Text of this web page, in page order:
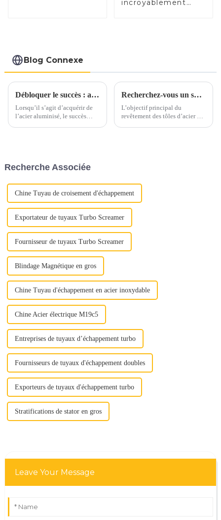
incroyablement
Blog Connexe
Débloquer le succès : aspects clés de l’achat d’acier aluminisé
Lorsqu’il s’agit d’acquérir de
l’acier aluminisé, le succès
chaque étape joue un rôle
Recherchez-vous un substitut à l’acier inoxydable et à l’aluminium ?
L’objectif principal du
revêtement des tôles d’acier est
Recherche Associée
Chine Tuyau de croisement d'échappement
Exportateur de tuyaux Turbo Screamer
Fournisseur de tuyaux Turbo Screamer
Blindage Magnétique en gros
Chine Tuyau d'échappement en acier inoxydable
Chine Acier électrique M19c5
Entreprises de tuyaux d’échappement turbo
Fournisseurs de tuyaux d'échappement doubles
Exporteurs de tuyaux d'échappement turbo
Stratifications de stator en gros
Leave Your Message